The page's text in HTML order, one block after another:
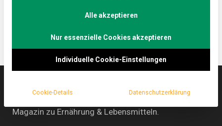
Magazin zu Ernährung & Lebensmitteln.
Alle akzeptieren
Nur essenzielle Cookies akzeptieren
Individuelle Cookie-Einstellungen
Cookie-Details Datenschutzerklärung